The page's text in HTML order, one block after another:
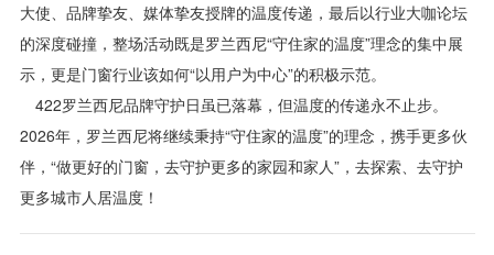
大使、品牌挚友、媒体挚友授牌的温度传递，最后以行业大咖论坛
的深度碰撞，整场活动既是罗兰西尼“守住家的温度”理念的集中展
示，更是门窗行业该如何“以用户为中心”的积极示范。
422罗兰西尼品牌守护日虽已落幕，但温度的传递永不止步。
2026年，罗兰西尼将继续秉持“守住家的温度”的理念，携手更多伙
伴，“做更好的门窗，去守护更多的家园和家人”，去探索、去守护
更多城市人居温度！